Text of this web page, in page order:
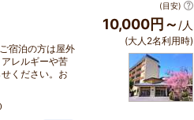
宿泊の方は屋外
レルギーや苦
ください。お
(目安)
10,000円～ /人
(大人2名利用時)